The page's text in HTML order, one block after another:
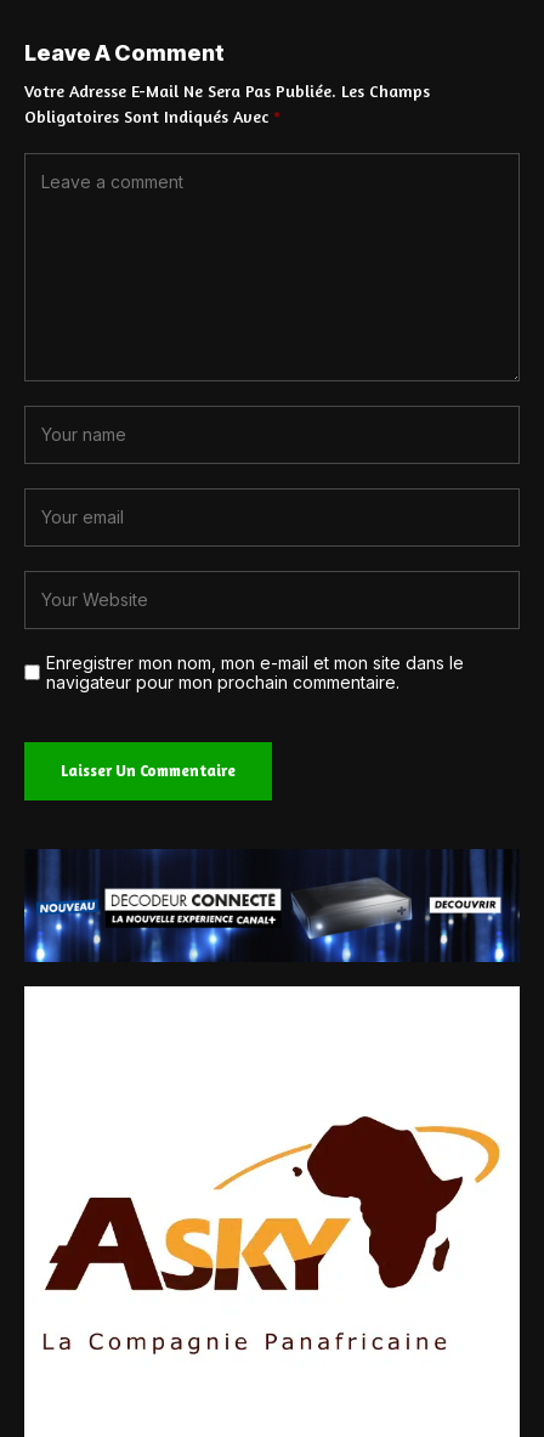
Leave A Comment
Votre Adresse E-Mail Ne Sera Pas Publiée. Les Champs
Obligatoires Sont Indiqués Avec *
Enregistrer mon nom, mon e-mail et mon site dans le
navigateur pour mon prochain commentaire.